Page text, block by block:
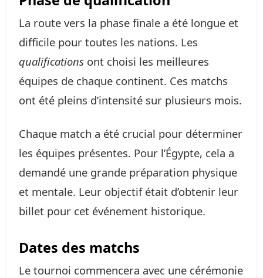
La route vers la phase finale a été longue et
difficile pour toutes les nations. Les
qualifications ont choisi les meilleures
équipes de chaque continent. Ces matchs
ont été pleins d’intensité sur plusieurs mois.
Chaque match a été crucial pour déterminer
les équipes présentes. Pour l’Égypte, cela a
demandé une grande préparation physique
et mentale. Leur objectif était d’obtenir leur
billet pour cet événement historique.
Dates des matchs
Le tournoi commencera avec une cérémonie